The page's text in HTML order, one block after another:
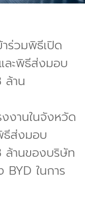
ร่วมพิธีเปิด
ละพิธีส่งมอบ
ล้าน
งานในจังหวัด
ธีส่งมอบ
านของบริษัท
ในการ